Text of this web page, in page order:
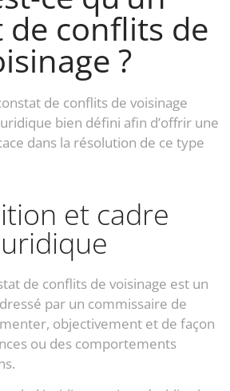
de conflits de
?
de conflits de voisinage
bien défini afin d’offrir une
dans la résolution de ce type
et cadre
de conflits de voisinage est un
par un commissaire de
objectivement et de façon
ou des comportements